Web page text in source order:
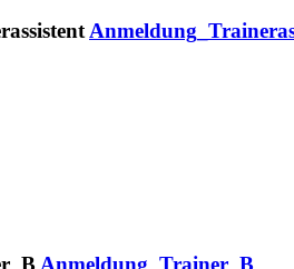
Anmeldung_Trainer_B